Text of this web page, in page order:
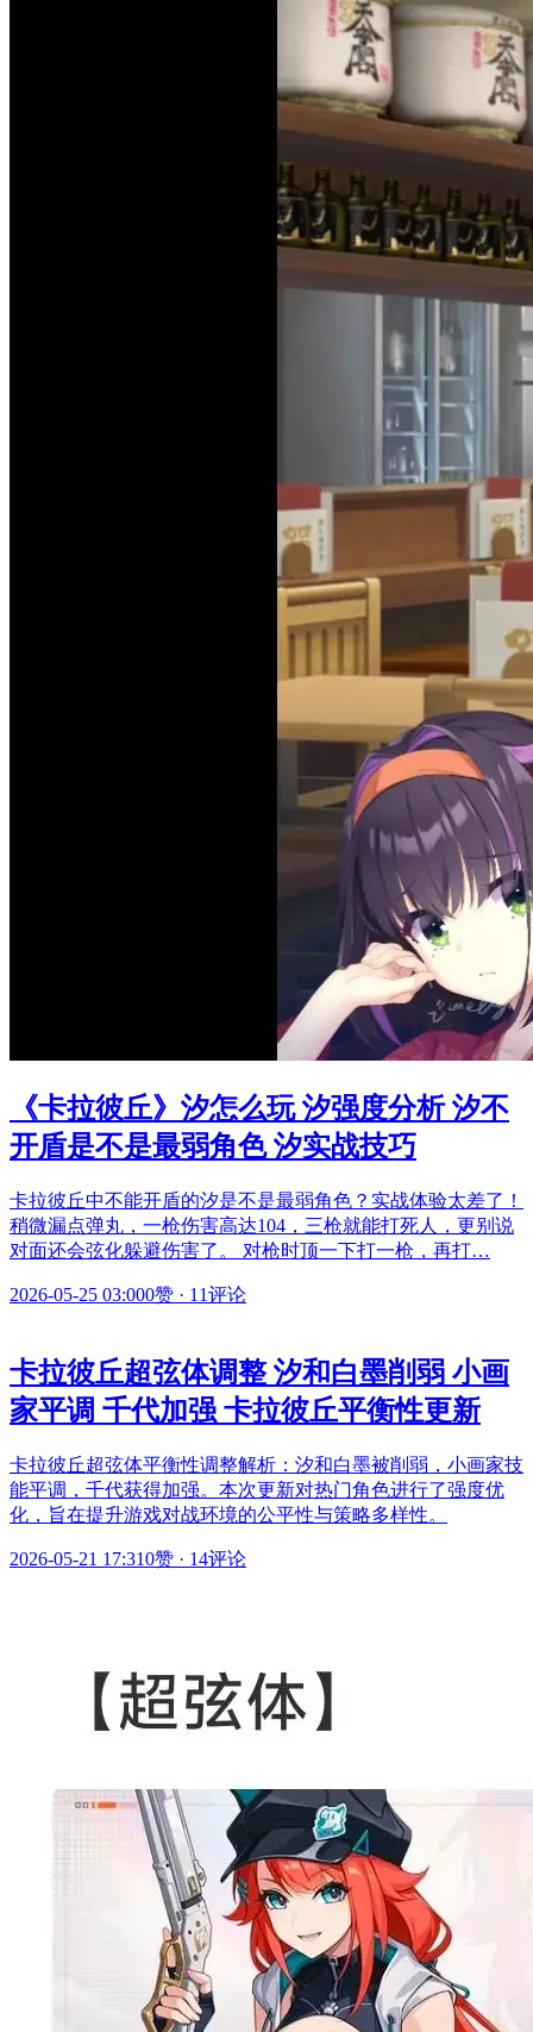
《卡拉彼丘》汐怎么玩 汐强度分析 汐不
开盾是不是最弱角色 汐实战技巧
卡拉彼丘中不能开盾的汐是不是最弱角色？实战体验太差了！
稍微漏点弹丸，一枪伤害高达104，三枪就能打死人，更别说
对面还会弦化躲避伤害了。 对枪时顶一下打一枪，再打…
2026-05-25 03:000赞 · 11评论
卡拉彼丘超弦体调整 汐和白墨削弱 小画
家平调 千代加强 卡拉彼丘平衡性更新
卡拉彼丘超弦体平衡性调整解析：汐和白墨被削弱，小画家技
能平调，千代获得加强。本次更新对热门角色进行了强度优
化，旨在提升游戏对战环境的公平性与策略多样性。
2026-05-21 17:310赞 · 14评论